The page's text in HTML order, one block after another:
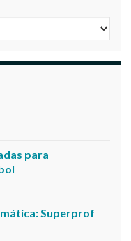
para
Superprof